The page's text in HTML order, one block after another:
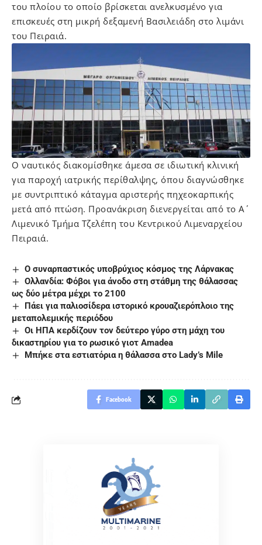
του πλοίου το οποίο βρίσκεται ανελκυσμένο για
επισκευές στη μικρή δεξαμενή Βασιλειάδη στο λιμάνι
του Πειραιά.
Ο ναυτικός διακομίσθηκε άμεσα σε ιδιωτική κλινική
για παροχή ιατρικής περίθαλψης, όπου διαγνώσθηκε
με συντριπτικό κάταγμα αριστερής πηχεοκαρπικής
μετά από πτώση. Προανάκριση διενεργείται από το Α΄
Λιμενικό Τμήμα Τζελέπη του Κεντρικού Λιμεναρχείου
Πειραιά.
Ο συναρπαστικός υποβρύχιος κόσμος της Λάρνακας
Ολλανδία: Φόβοι για άνοδο στη στάθμη της θάλασσας
ως δύο μέτρα μέχρι το 2100
Πάει για παλιοσίδερα ιστορικό κρουαζιερόπλοιο της
μεταπολεμικής περιόδου
Οι ΗΠΑ κερδίζουν τον δεύτερο γύρο στη μάχη του
δικαστηρίου για το ρωσικό γιοτ Amadea
Μπήκε στα εστιατόρια η θάλασσα στο Lady’s Mile
Facebook